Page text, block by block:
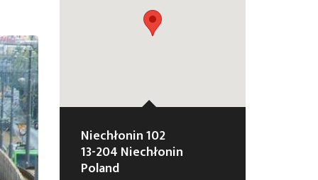
Niechłonin 102
13-204 Niechłonin
Poland